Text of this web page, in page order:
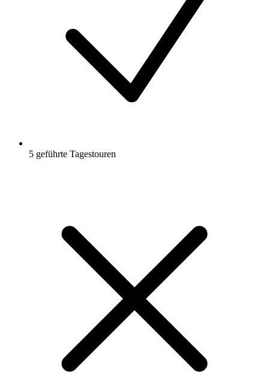
5 geführte Tagestouren